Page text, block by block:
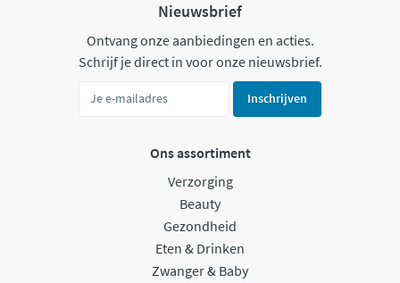
Nieuwsbrief
Ontvang onze aanbiedingen en acties.
Schrijf je direct in voor onze nieuwsbrief.
Inschrijven
Ons assortiment
Verzorging
Beauty
Gezondheid
Eten & Drinken
Zwanger & Baby